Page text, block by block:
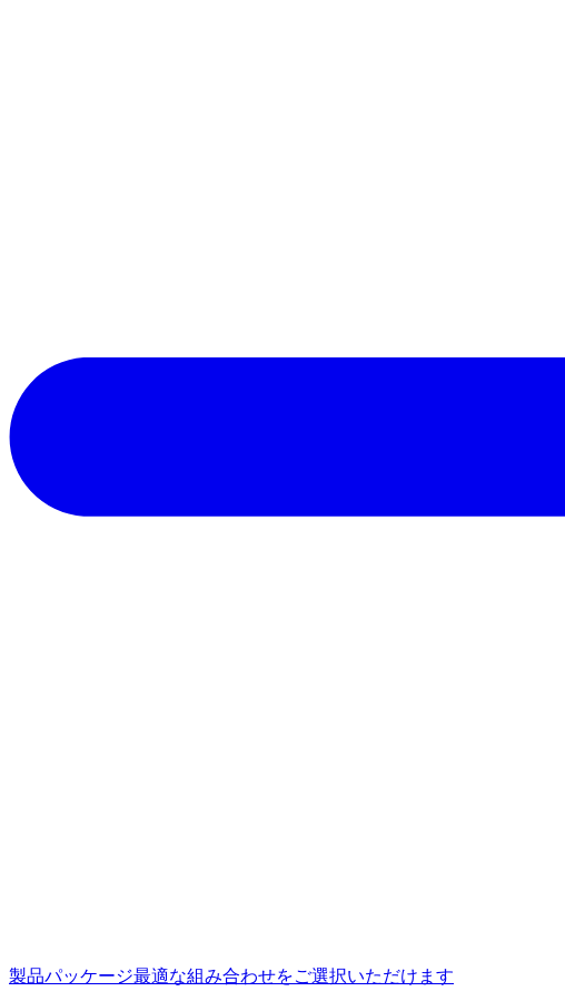
製品パッケージ最適な組み合わせをご選択いただけます